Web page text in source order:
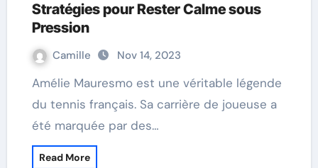
Stratégies pour Rester Calme sous
Pression
Camille Nov 14, 2023
Amélie Mauresmo est une véritable légende
du tennis français. Sa carrière de joueuse a
été marquée par des…
Read More